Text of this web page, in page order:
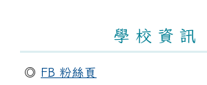
學 校 資 訊
◎ FB 粉絲頁